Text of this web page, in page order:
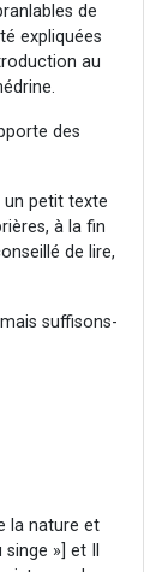
de
expliquées
au
des
petit texte
à la fin
de lire,
suffisons-
la nature et
singe »] et Il